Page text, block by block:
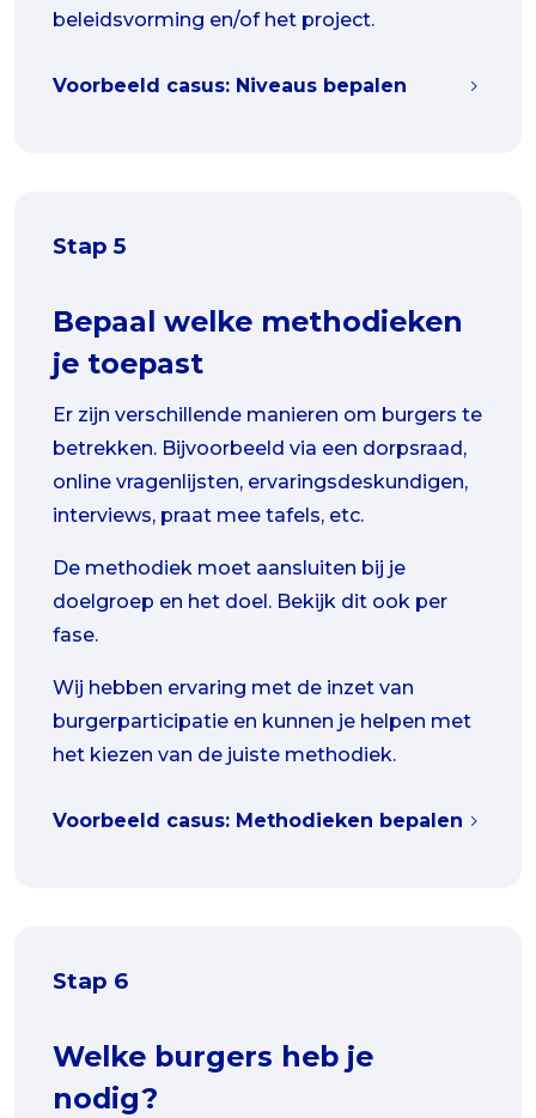
beleidsvorming en/of het project.
Voorbeeld casus: Niveaus bepalen
Stap 5
Bepaal welke methodieken
je toepast
Er zijn verschillende manieren om burgers te
betrekken. Bijvoorbeeld via een dorpsraad,
online vragenlijsten, ervaringsdeskundigen,
interviews, praat mee tafels, etc.
De methodiek moet aansluiten bij je
doelgroep en het doel. Bekijk dit ook per
fase.
Wij hebben ervaring met de inzet van
burgerparticipatie en kunnen je helpen met
het kiezen van de juiste methodiek.
Voorbeeld casus: Methodieken bepalen
Stap 6
Welke burgers heb je
nodig?